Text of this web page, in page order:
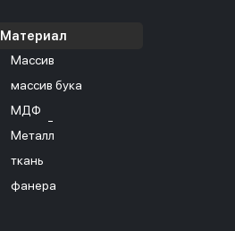
Материал
Массив
массив бука
МДФ
Металл
ткань
фанера